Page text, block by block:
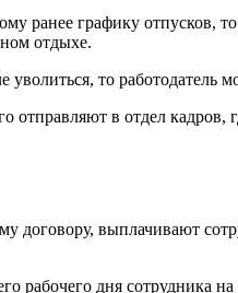
ранее графику отпусков,
отдыхе.
уволиться, то
отправляют в отдел
выплачивают
рабочего дня